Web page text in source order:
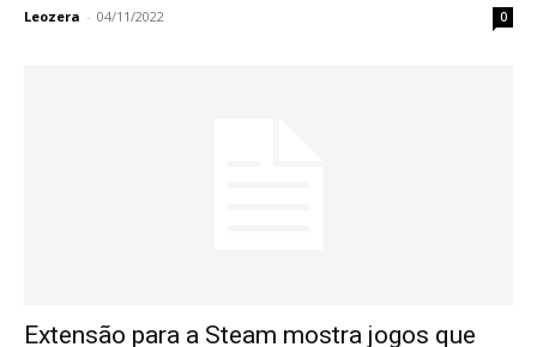
Leozera - 04/11/2022 0
Extensão para a Steam mostra jogos que